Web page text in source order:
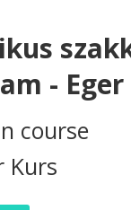
- Eger
course
Kurs